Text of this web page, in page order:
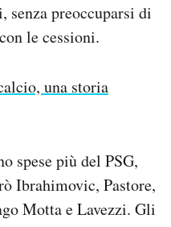
senza preoccuparsi di
le cessioni.
una storia
spese più del PSG,
Ibrahimovic, Pastore,
Motta e Lavezzi. Gli